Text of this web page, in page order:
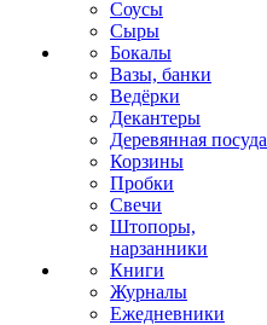
Соусы
Сыры
Бокалы
Вазы, банки
Ведёрки
Декантеры
Деревянная посуда
Корзины
Пробки
Свечи
Штопоры,
нарзанники
Книги
Журналы
Ежедневники